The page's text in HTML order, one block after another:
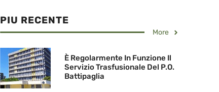
PIU RECENTE
More
È Regolarmente In Funzione Il
Servizio Trasfusionale Del P.O.
Battipaglia